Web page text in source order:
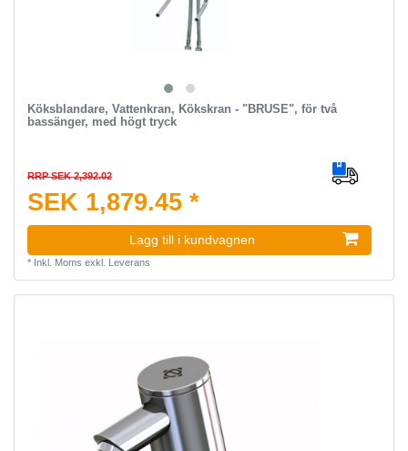
Köksblandare, Vattenkran, Kökskran - "BRUSE", för två
bassänger, med högt tryck
RRP SEK 2,392.02
SEK 1,879.45 *
Lagg till i kundvagnen
* Inkl. Moms exkl. Leverans